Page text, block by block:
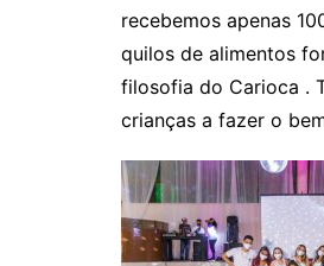
recebemos apenas
quilos de alimentos
filosofia do Carioca .
crianças a fazer o